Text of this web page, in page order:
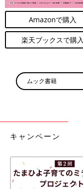
Amazonで購入
楽天ブックスで購入
ムック書籍
キャンペーン